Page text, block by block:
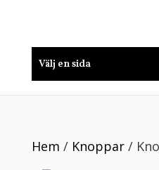
Välj en sida
Hem / Knoppar/